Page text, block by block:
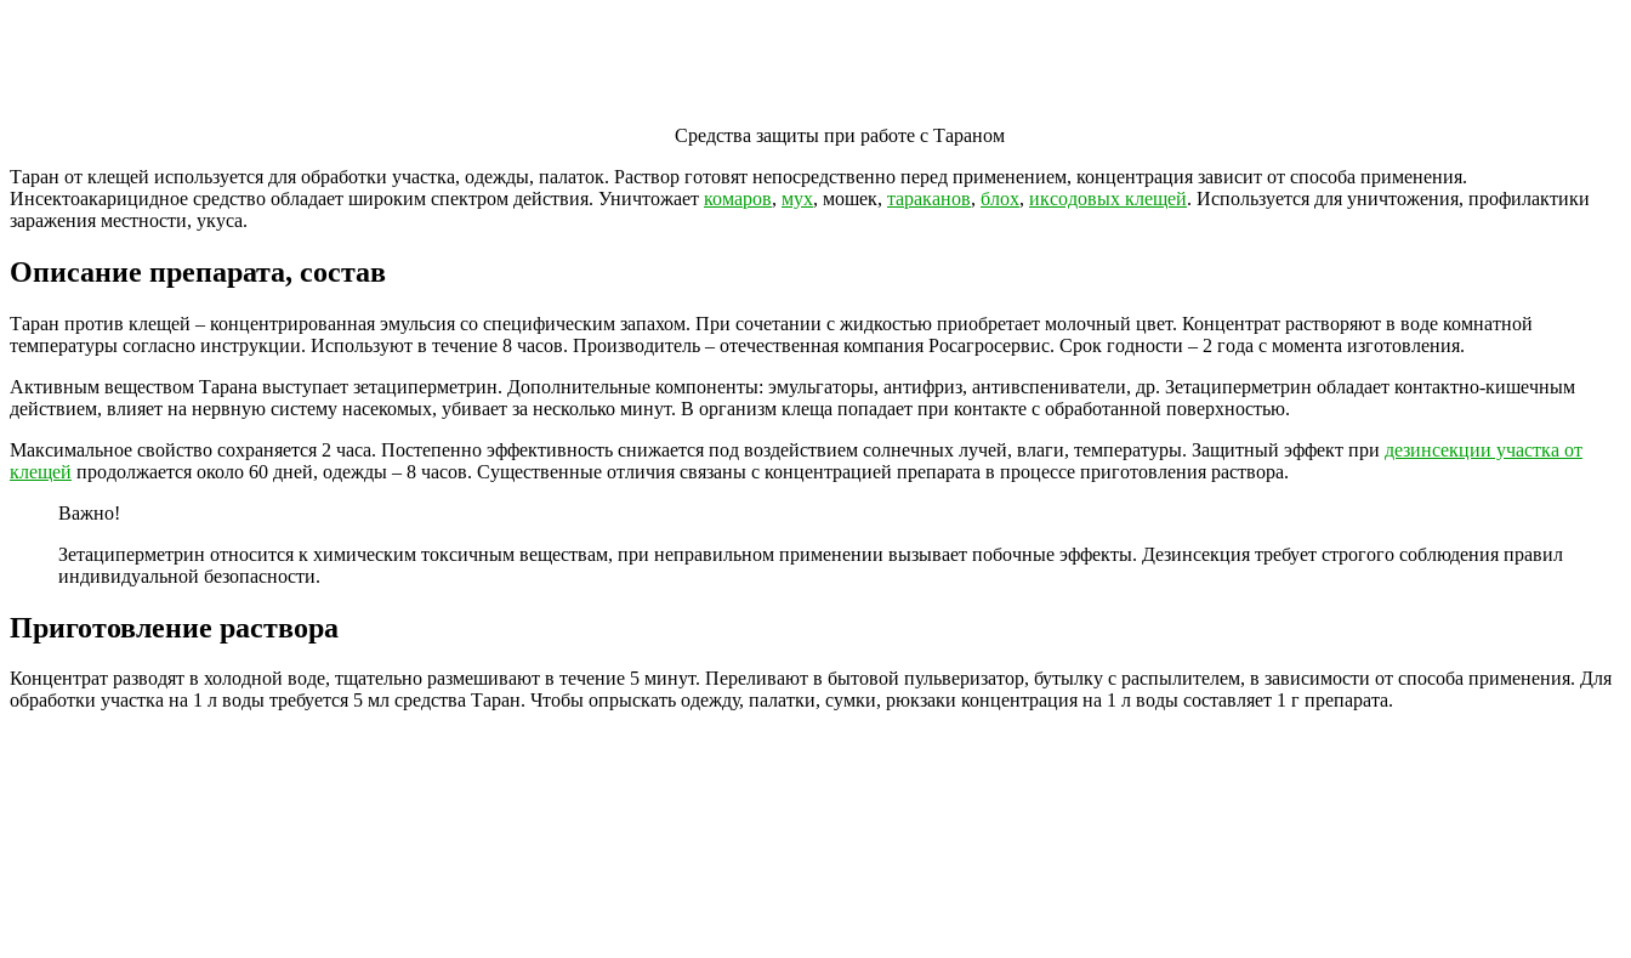
Средства защиты при работе с Тараном
Таран от клещей используется для обработки участка, одежды, палаток. Раствор готовят непосредственно перед применением, концентрация зависит от способа применения.
Инсектоакарицидное средство обладает широким спектром действия. Уничтожает комаров, мух, мошек, тараканов, блох, иксодовых клещей. Используется для уничтожения, профилактики
заражения местности, укуса.
Описание препарата, состав
Таран против клещей – концентрированная эмульсия со специфическим запахом. При сочетании с жидкостью приобретает молочный цвет. Концентрат растворяют в воде комнатной
температуры согласно инструкции. Используют в течение 8 часов. Производитель – отечественная компания Росагросервис. Срок годности – 2 года с момента изготовления.
Активным веществом Тарана выступает зетациперметрин. Дополнительные компоненты: эмульгаторы, антифриз, антивспениватели, др. Зетациперметрин обладает контактно-кишечным
действием, влияет на нервную систему насекомых, убивает за несколько минут. В организм клеща попадает при контакте с обработанной поверхностью.
Максимальное свойство сохраняется 2 часа. Постепенно эффективность снижается под воздействием солнечных лучей, влаги, температуры. Защитный эффект при дезинсекции участка от
клещей продолжается около 60 дней, одежды – 8 часов. Существенные отличия связаны с концентрацией препарата в процессе приготовления раствора.
Важно!
Зетациперметрин относится к химическим токсичным веществам, при неправильном применении вызывает побочные эффекты. Дезинсекция требует строгого соблюдения правил
индивидуальной безопасности.
Приготовление раствора
Концентрат разводят в холодной воде, тщательно размешивают в течение 5 минут. Переливают в бытовой пульверизатор, бутылку с распылителем, в зависимости от способа применения. Для
обработки участка на 1 л воды требуется 5 мл средства Таран. Чтобы опрыскать одежду, палатки, сумки, рюкзаки концентрация на 1 л воды составляет 1 г препарата.